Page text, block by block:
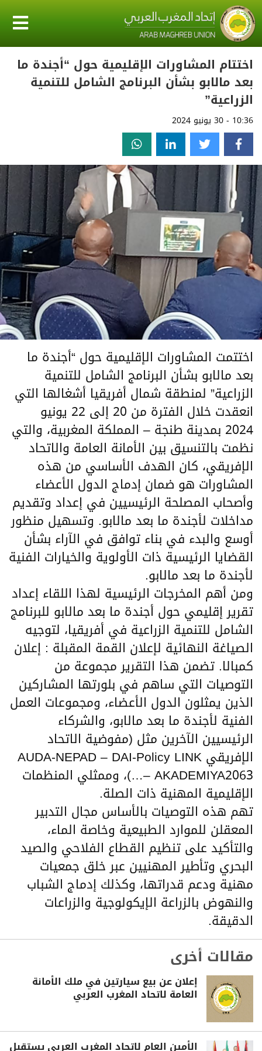
اختتام المشاورات الإقليمية حول “أجندة ما
بعد مالابو بشأن البرنامج الشامل للتنمية
الزراعية”
10:36 - 30 يونيو 2024
اختتمت المشاورات الإقليمية حول “أجندة ما
بعد مالابو بشأن البرنامج الشامل للتنمية
الزراعية” لمنطقة شمال أفريقيا أشغالها التي
انعقدت خلال الفترة من 20 إلى 22 يونيو
2024 بمدينة طنجة – المملكة المغربية، والتي
نظمت بالتنسيق بين الأمانة العامة والاتحاد
الإفريقي، كان الهدف الأساسي من هذه
المشاورات هو ضمان إدماج الدول الأعضاء
وأصحاب المصلحة الرئيسيين في إعداد وتقديم
مداخلات لأجندة ما بعد مالابو. وتسهيل منظور
أوسع والبدء في بناء توافق في الآراء بشأن
القضايا الرئيسية ذات الأولوية والخيارات الفنية
لأجندة ما بعد مالابو.
ومن أهم المخرجات الرئيسية لهذا اللقاء إعداد
تقرير إقليمي حول أجندة ما بعد مالابو للبرنامج
الشامل للتنمية الزراعية في أفريقيا، لتوجيه
الصياغة النهائية لإعلان القمة المقبلة : إعلان
كمبالا. تضمن هذا التقرير مجموعة من
التوصيات التي ساهم في بلورتها المشاركين
الذين يمثلون الدول الأعضاء، ومجموعات العمل
الفنية لأجندة ما بعد مالابو، والشركاء
الرئيسيين الآخرين مثل (مفوضية الاتحاد
الإفريقي AUDA-NEPAD – DAI-Policy LINK
– AKADEMIYA2063…)، وممثلي المنظمات
الإقليمية المهنية ذات الصلة.
تهم هذه التوصيات بالأساس مجال التدبير
المعقلن للموارد الطبيعية وخاصة الماء،
والتأكيد على تنظيم القطاع الفلاحي والصيد
البحري وتأطير المهنيين عبر خلق جمعيات
مهنية ودعم قدراتها، وكذلك إدماج الشباب
والنهوض بالزراعة الإيكولوجية والزراعات
الدقيقة.
مقالات أخرى
إعلان عن بيع سيارتين في ملك الأمانة
العامة لاتحاد المغرب العربي
الأمين العام لاتحاد المغرب العربي يستقبل